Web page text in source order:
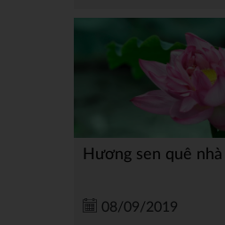
Hương sen quê nhà
08/09/2019